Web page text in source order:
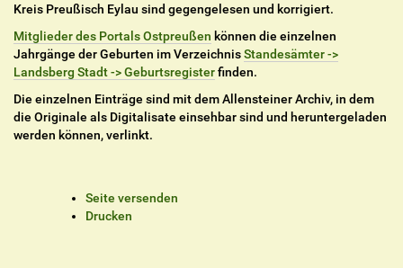
Kreis Preußisch Eylau sind gegengelesen und korrigiert.
Mitglieder des Portals Ostpreußen können die einzelnen
Jahrgänge der Geburten im VerzeichnisStandesämter ->
Landsberg Stadt -> Geburtsregisterfinden.
Die einzelnen Einträge sind mit dem Allensteiner Archiv, in dem
die Originale als Digitalisate einsehbar sind und heruntergeladen
werden können, verlinkt.
Seite versenden
Drucken